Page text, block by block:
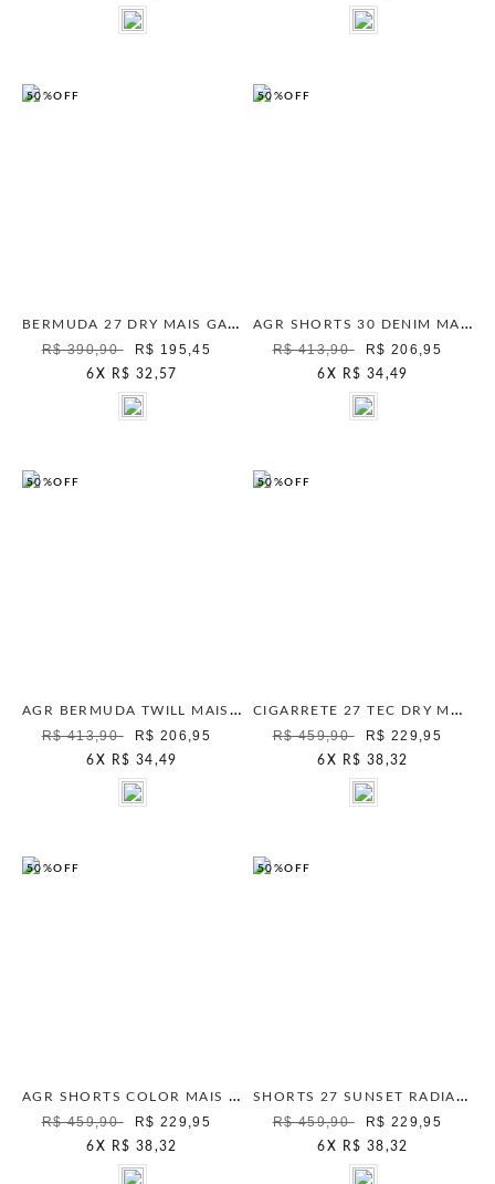
50%OFF
BERMUDA 27 DRY MAIS GATA BLUE STONE
R$ 390,90
R$ 195,45
6 X R$ 32,57
50%OFF
AGR SHORTS 30 DENIM MAIS GATA UNICA
R$ 413,90
R$ 206,95
6 X R$ 34,49
50%OFF
AGR BERMUDA TWILL MAIS GATA PACIFIC BLUE
R$ 413,90
R$ 206,95
6 X R$ 34,49
50%OFF
CIGARRETE 27 TEC DRY MAIS GATA BLUE STONE
R$ 459,90
R$ 229,95
6 X R$ 38,32
50%OFF
AGR SHORTS COLOR MAIS GATA MOCHA MOUSSE
R$ 459,90
R$ 229,95
6 X R$ 38,32
50%OFF
SHORTS 27 SUNSET RADIANCE UNICA
R$ 459,90
R$ 229,95
6 X R$ 38,32